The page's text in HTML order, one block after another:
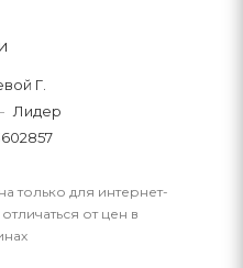
Г.
Лидер
только для интернет-
от цен в